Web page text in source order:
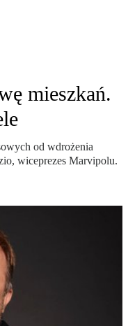
mieszkań.
od wdrożenia
wiceprezes Marvipolu.